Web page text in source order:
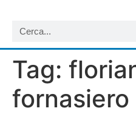
Tag:
fornasiero